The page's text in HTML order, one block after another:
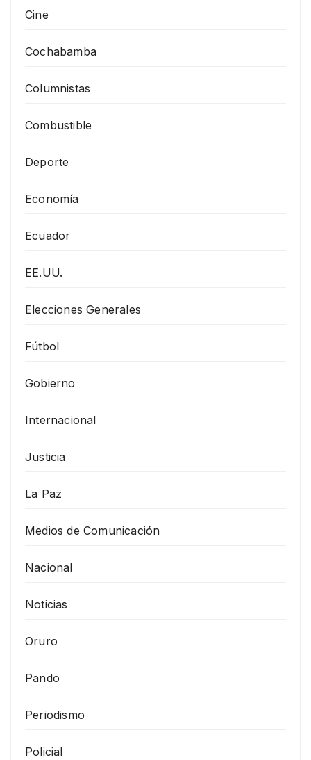
Cine
Cochabamba
Columnistas
Combustible
Deporte
Economía
Ecuador
EE.UU.
Elecciones Generales
Fútbol
Gobierno
Internacional
Justicia
La Paz
Medios de Comunicación
Nacional
Noticias
Oruro
Pando
Periodismo
Policial